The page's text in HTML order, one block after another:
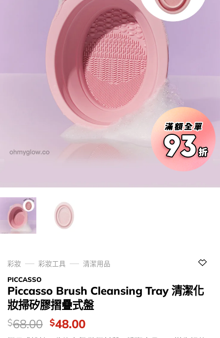
彩妝 彩妝工具
清潔用品
PICCASSO
Piccasso Brush Cleansing Tray 清潔化
妝掃矽膠摺疊式盤
價
錢：
$68.00 Original
price
$48.00Current
price